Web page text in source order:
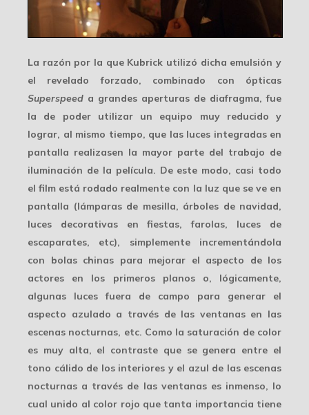
La razón por la que Kubrick utilizó dicha emulsión y
el revelado forzado, combinado con ópticas
Superspeed a grandes aperturas de diafragma, fue
la de poder utilizar un equipo muy reducido y
lograr, al mismo tiempo, que las luces integradas en
pantalla realizasen la mayor parte del trabajo de
iluminación de la película. De este modo, casi todo
el film está rodado realmente con la luz que se ve en
pantalla (lámparas de mesilla, árboles de navidad,
luces decorativas en fiestas, farolas, luces de
escaparates, etc), simplemente incrementándola
con bolas chinas para mejorar el aspecto de los
actores en los primeros planos o, lógicamente,
algunas luces fuera de campo para generar el
aspecto azulado a través de las ventanas en las
escenas nocturnas, etc. Como la saturación de color
es muy alta, el contraste que se genera entre el
tono cálido de los interiores y el azul de las escenas
nocturnas a través de las ventanas es inmenso, lo
cual unido al color rojo que tanta importancia tiene